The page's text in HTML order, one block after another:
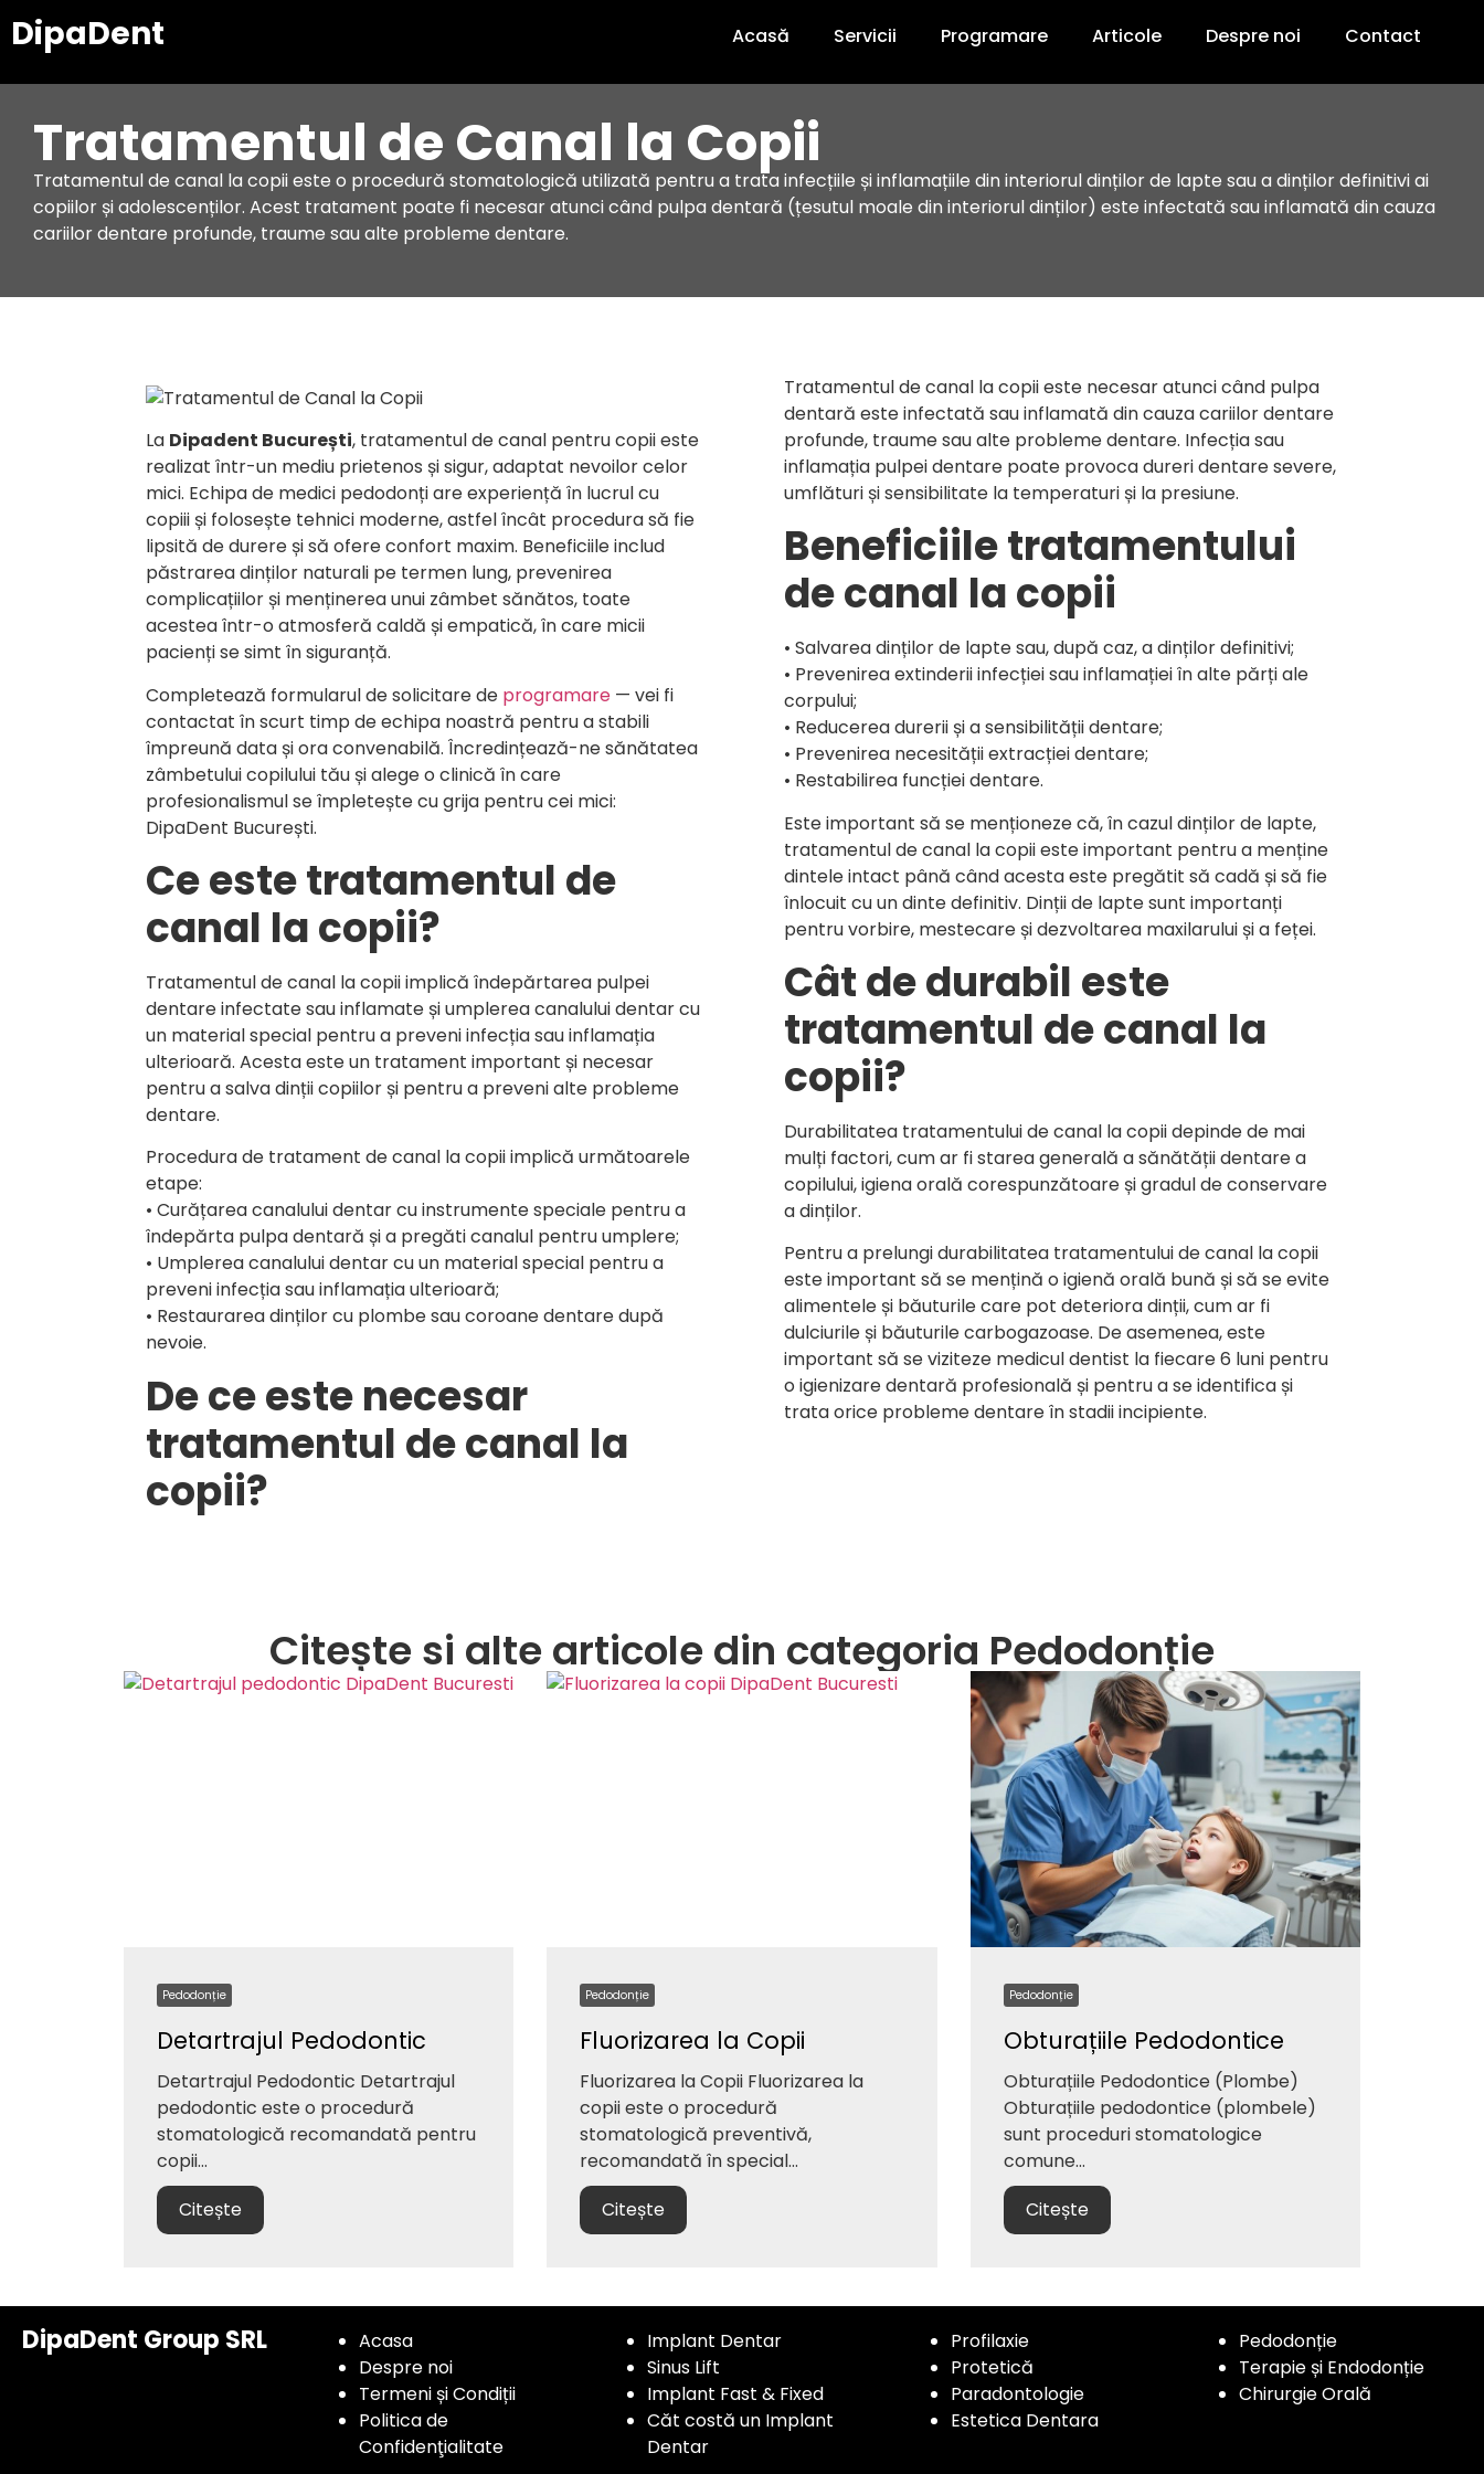
DipaDent Acasă Servicii Programare Articole Despre noi Contact
Tratamentul de Canal la Copii
Tratamentul de canal la copii este o procedură stomatologică utilizată pentru a trata infecțiile și inflamațiile din interiorul dinților de lapte sau a dinților definitivi ai
copiilor și adolescenților. Acest tratament poate fi necesar atunci când pulpa dentară (țesutul moale din interiorul dinților) este infectată sau inflamată din cauza
cariilor dentare profunde, traume sau alte probleme dentare.
La Dipadent București, tratamentul de canal pentru copii este
realizat într-un mediu prietenos și sigur, adaptat nevoilor celor
mici. Echipa de medici pedodonți are experiență în lucrul cu
copiii și folosește tehnici moderne, astfel încât procedura să fie
lipsită de durere și să ofere confort maxim. Beneficiile includ
păstrarea dinților naturali pe termen lung, prevenirea
complicațiilor și menținerea unui zâmbet sănătos, toate
acestea într-o atmosferă caldă și empatică, în care micii
pacienți se simt în siguranță.
Completează formularul de solicitare de programare — vei fi
contactat în scurt timp de echipa noastră pentru a stabili
împreună data și ora convenabilă. Încredințează-ne sănătatea
zâmbetului copilului tău și alege o clinică în care
profesionalismul se împletește cu grija pentru cei mici:
DipaDent București.
Ce este tratamentul de
canal la copii?
Tratamentul de canal la copii implică îndepărtarea pulpei
dentare infectate sau inflamate și umplerea canalului dentar cu
un material special pentru a preveni infecția sau inflamația
ulterioară. Acesta este un tratament important și necesar
pentru a salva dinții copiilor și pentru a preveni alte probleme
dentare.
Procedura de tratament de canal la copii implică următoarele
etape:
• Curățarea canalului dentar cu instrumente speciale pentru a
îndepărta pulpa dentară și a pregăti canalul pentru umplere;
• Umplerea canalului dentar cu un material special pentru a
preveni infecția sau inflamația ulterioară;
• Restaurarea dinților cu plombe sau coroane dentare după
nevoie.
De ce este necesar
tratamentul de canal la
copii?
Tratamentul de canal la copii este necesar atunci când pulpa
dentară este infectată sau inflamată din cauza cariilor dentare
profunde, traume sau alte probleme dentare. Infecția sau
inflamația pulpei dentare poate provoca dureri dentare severe,
umflături și sensibilitate la temperaturi și la presiune.
Beneficiile tratamentului
de canal la copii
• Salvarea dinților de lapte sau, după caz, a dinților definitivi;
• Prevenirea extinderii infecției sau inflamației în alte părți ale
corpului;
• Reducerea durerii și a sensibilității dentare;
• Prevenirea necesității extracției dentare;
• Restabilirea funcției dentare.
Este important să se menționeze că, în cazul dinților de lapte,
tratamentul de canal la copii este important pentru a menține
dintele intact până când acesta este pregătit să cadă și să fie
înlocuit cu un dinte definitiv. Dinții de lapte sunt importanți
pentru vorbire, mestecare și dezvoltarea maxilarului și a feței.
Cât de durabil este
tratamentul de canal la
copii?
Durabilitatea tratamentului de canal la copii depinde de mai
mulți factori, cum ar fi starea generală a sănătății dentare a
copilului, igiena orală corespunzătoare și gradul de conservare
a dinților.
Pentru a prelungi durabilitatea tratamentului de canal la copii
este important să se mențină o igienă orală bună și să se evite
alimentele și băuturile care pot deteriora dinții, cum ar fi
dulciurile și băuturile carbogazoase. De asemenea, este
important să se viziteze medicul dentist la fiecare 6 luni pentru
o igienizare dentară profesională și pentru a se identifica și
trata orice probleme dentare în stadii incipiente.
Citește si alte articole din categoria Pedodonție
Pedodonție
Detartrajul Pedodontic
Detartrajul Pedodontic Detartrajul
pedodontic este o procedură
stomatologică recomandată pentru
copii...
Citește
Pedodonție
Fluorizarea la Copii
Fluorizarea la Copii Fluorizarea la
copii este o procedură
stomatologică preventivă,
recomandată în special...
Citește
Pedodonție
Obturațiile Pedodontice
Obturațiile Pedodontice (Plombe)
Obturațiile pedodontice (plombele)
sunt proceduri stomatologice
comune...
Citește
DipaDent Group SRL
Acasa
Despre noi
Termeni și Condiții
Politica de
Confidenţialitate​
Implant Dentar
Sinus Lift
Implant Fast & Fixed
Căt costă un Implant
Dentar
Profilaxie
Protetică
Paradontologie
Estetica Dentara
Pedodonție
Terapie și Endodonție
Chirurgie Orală